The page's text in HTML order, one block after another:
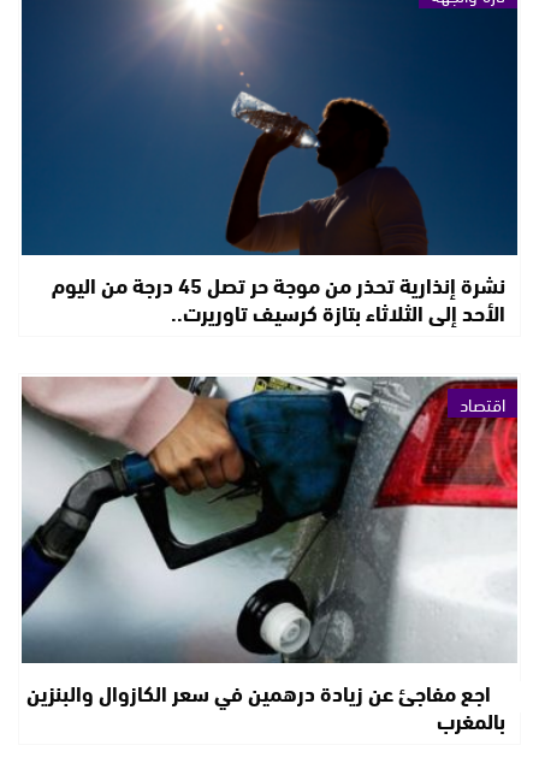
نشرة إنذارية تحذر من موجة حر تصل 45 درجة من اليوم
الأحد إلى الثلاثاء بتازة كرسيف تاوريرت..
اقتصاد
تراجع مفاجئ عن زيادة درهمين في سعر الكازوال والبنزين
بالمغرب